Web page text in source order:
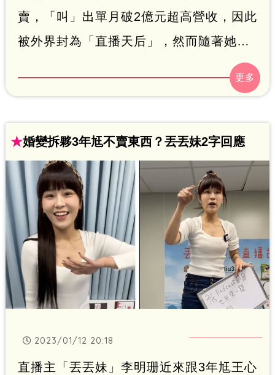
賣，「叫」出單月破2億元超高營收，因此
被外界封為「直播天后」，然而隨著她與3
年老公王心正鬧婚變，李明珊似乎退出原
本的「丟丟妹」粉專，消失直播圈一段時
沒有正式直播賣貨，對此，丟爸「福哥」
親吐對女兒婚姻的真實想法「這實在是我
最賭爛的」。林呈育報導
★婚變拆夥3年尪不賣東西？丟丟妹2字回應
2023/01/12 20:18
直播主「丟丟妹」李明珊近來跟3年尪王心